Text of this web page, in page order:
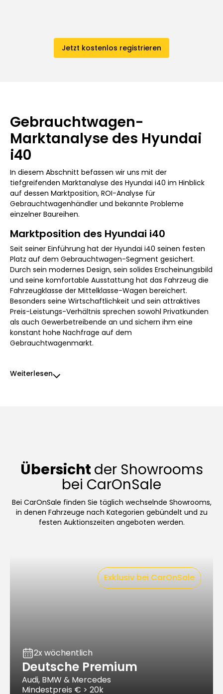
Jetzt kostenlos registrieren
Gebrauchtwagen-
Marktanalyse des Hyundai
i40
In diesem Abschnitt befassen wir uns mit der
tiefgreifenden Marktanalyse des Hyundai i40 im Hinblick
auf dessen Marktposition, ROI-Analyse für
Gebrauchtwagenhändler und bekannte Probleme
einzelner Baureihen.
Marktposition des Hyundai i40
Seit seiner Einführung hat der Hyundai i40 seinen festen
Platz auf dem Gebrauchtwagen-Segment gesichert.
Durch sein modernes Design, sein solides Erscheinungsbild
und seine komfortable Ausstattung hat das Fahrzeug die
Fahrzeugklasse der Mittelklasse-Wagen bereichert.
Besonders seine Wirtschaftlichkeit und sein attraktives
Preis-Leistungs-Verhältnis sprechen sowohl Privatkunden
als auch Gewerbetreibende an und sichern ihm eine
konstant hohe Nachfrage auf dem
Gebrauchtwagenmarkt.
Weiterlesen
Übersicht der Showrooms
bei CarOnSale
Bei CarOnSale finden Sie täglich wechselnde Showrooms,
in denen Fahrzeuge nach Kategorien gebündelt und zu
festen Auktionszeiten angeboten werden.
Exklusiv bei CarOnSale
2x wöchentlich
Deutsche Premium
Audi, BMW & Mercedes
Mindestpreis € > 20k